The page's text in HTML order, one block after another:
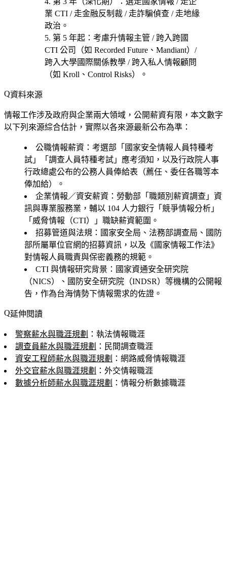
業 CTI / 走金融反制裁 / 走詐騙偵查 / 走地緣
政治 。
第 5 年起 ：考慮升情報主管 / 跨入跨國
CTI 公司（如 Recorded Future、Mandiant）/
跨入大學國際關係教學 / 跨入私人情報顧問
（如 Kroll、Control Risks）
。
資料來源
情報工作涉及政府與企業兩大領域，公開薪資有限，本文數字
以下列來源綜合估計，實際以各來源最新公布為準：
公職情報薪資 ：考選部「國家安全情報人員特種考
試」「調查人員特種考試」應考須知，以及行政院人事
行政總處公布的公務人員俸給表（薦任、委任各職等本
俸加給）。
企業情報／資安薪資 ：勞動部「職類別薪資調查」資
訊與專業服務業，輔以 104 人力銀行「競爭情報分析」
「威脅情報（CTI）」職缺薪資範圍。
招募管道與法規 ：國家安全局、法務部調查局、國防
部所屬單位官網的招募資訊，以及《國家情報工作法》
對情報人員職責與保密義務的規範。
CTI 與情報研究背景 ：國家資通安全研究院
（NICS）、國防安全研究院（INDSR）等機構的公開報
告，作為台海情勢下情報需求的佐證。
延伸閱讀
警察薪水與職涯規劃 ：執法情報職涯
調查員薪水與職涯規劃 ：民間調查職涯
資安工程師薪水與職涯規劃 ：網路威脅情報職涯
外交官薪水與職涯規劃 ：外交情報職涯
數據分析師薪水與職涯規劃 ：情報分析數據職涯